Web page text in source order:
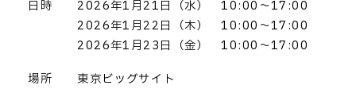
日時 2026年1月21日（水） 10:00～17:00
2026年1月22日（木） 10:00～17:00
2026年1月23日（金） 10:00～17:00
場所 東京ビッグサイト